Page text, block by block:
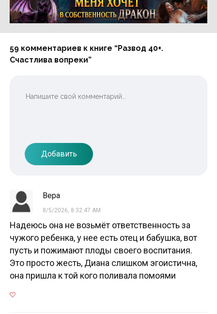
Реклама 16+ АО «ЛитГород»
59 комментариев к книге “Развод 40+.
Счастлива вопреки”
Добавить
Вера
8/5/2026, 8:32:47 AM
Надеюсь она не возьмёт ответственность за
чужого ребенка, у нее есть отец и бабушка, вот
пусть и пожимают плоды своего воспитания.
Это просто жесть, Диана слишком эгоистична,
она пришла к той кого поливала помоями